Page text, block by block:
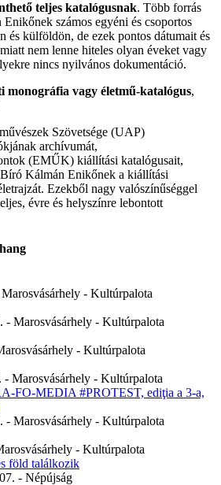
teljes katalógusnak. Több forrás
számos egyéni és csoportos
és külföldön, de ezek pontos dátumait és
nem lenne hiteles olyan éveket vagy
nincs nyilvános dokumentáció.
monográfia vagy életmű-katalógus,
Szövetsége (UAP)
archívumát,
(EMŰK) kiállítási katalógusait,
Kálmán Enikőnek a kiállítási
Ezekből nagy valószínűséggel
évre és helyszínre lebontott
- Kultúrpalota
- Marosvásárhely - Kultúrpalota
- Kultúrpalota
- Marosvásárhely - Kultúrpalota
FO-MEDIA #PROTEST, ediţia a 3-a,
- Marosvásárhely - Kultúrpalota
- Kultúrpalota
föld találkozik
- Népújság